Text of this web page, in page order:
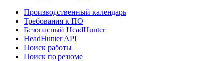
Производственный календарь
Требования к ПО
Безопасный HeadHunter
HeadHunter API
Поиск работы
Поиск по резюме